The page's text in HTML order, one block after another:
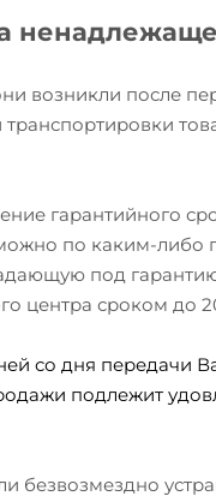
возникли после
гарантийного
по каким-
под
центра сроком до
со дня передачи
подлежит
безвозмездно